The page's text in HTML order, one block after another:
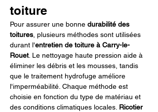
toiture
Pour assurer une bonne durabilité des
toitures , plusieurs méthodes sont utilisées
durant l'entretien de toiture à Carry-le-
Rouet. Le nettoyage haute pression aide à
éliminer les débris et les mousses, tandis
que le traitement hydrofuge améliore
l'imperméabilité. Chaque méthode est
choisie en fonction du type de matériau et
des conditions climatiques locales. Ricotier